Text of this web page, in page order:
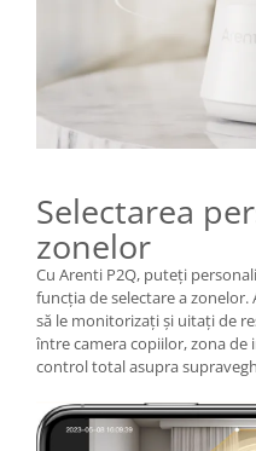
Selectarea
zonelor
Cu Arenti P2Q, puteți
funcția de selectare a
să le monitorizați și uitați de
între camera copiilor, zona de
control total asupra